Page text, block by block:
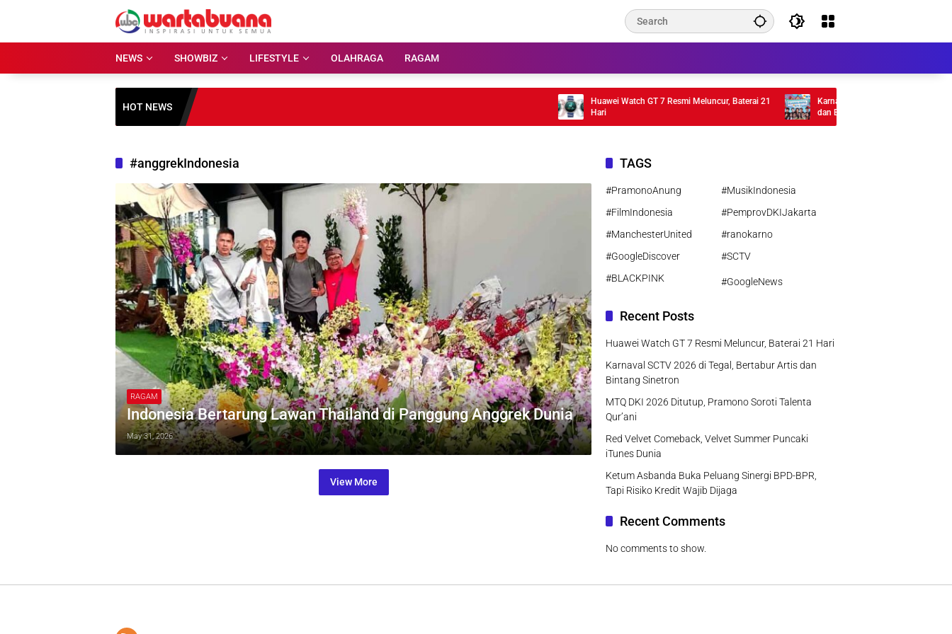
NEWS
SHOWBIZ LIFESTYLE OLAHRAGA RAGAM
HOT NEWS
Huawei Watch GT 7 Resmi Meluncur, Baterai 21
Hari
Karnaval SCTV 2026 di Tegal, Bertabur
dan Bintang Sinetron
#anggrekIndonesia
RAGAM
Indonesia Bertarung Lawan Thailand di Panggung Anggrek Dunia
May 31, 2026
View More
TAGS
#PramonoAnung
#MusikIndonesia
#FilmIndonesia
#PemprovDKIJakarta
#ManchesterUnited
#ranokarno
#GoogleDiscover
#SCTV
#BLACKPINK
#GoogleNews
Recent Posts
Huawei Watch GT 7 Resmi Meluncur, Baterai 21 Hari
Karnaval SCTV 2026 di Tegal, Bertabur Artis dan
Bintang Sinetron
MTQ DKI 2026 Ditutup, Pramono Soroti Talenta
Qur’ani
Red Velvet Comeback, Velvet Summer Puncaki
iTunes Dunia
Ketum Asbanda Buka Peluang Sinergi BPD-BPR,
Tapi Risiko Kredit Wajib Dijaga
Recent Comments
No comments to show.